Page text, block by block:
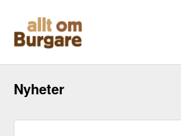
innehåll
Nyheter